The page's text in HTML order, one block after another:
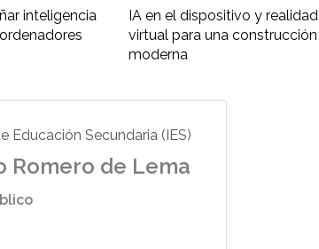
inteligencia
IA en el dispositivo y realidad
virtual para una construcción
moderna
Educación Secundaria (IES)
Romero de Lema